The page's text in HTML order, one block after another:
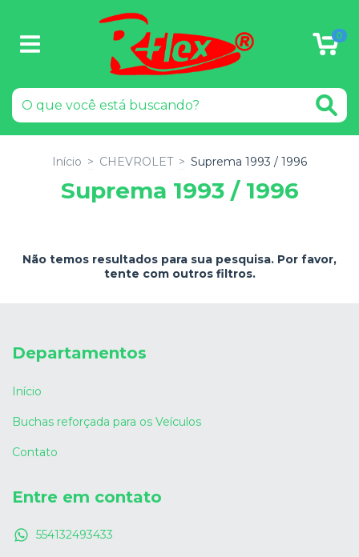
0
Início > CHEVROLET > Suprema 1993 / 1996
Suprema 1993 / 1996
Não temos resultados para sua pesquisa. Por favor,
tente com outros filtros.
Departamentos
Início
Buchas reforçada para os Veículos
Contato
Entre em contato
554132493433